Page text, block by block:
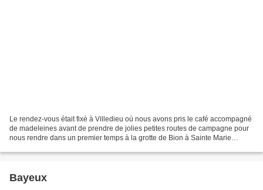
Le rendez-vous était fixé à Villedieu où nous avons pris le café accompagné
de madeleines avant de prendre de jolies petites routes de campagne pour
nous rendre dans un premier temps à la grotte de Bion à Sainte Marie
Bayeux